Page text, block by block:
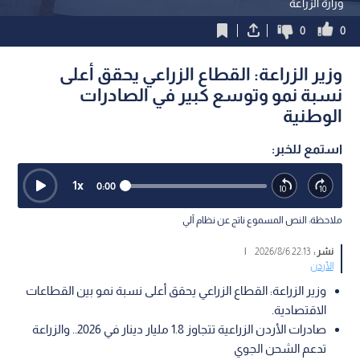
وزارة الزراعة
0
0
وزير الزراعة: القطاع الزراعي يحقق أعلى
نسبة نمو وتوسع كبير في الصادرات
الوطنية
استمع للخبر:
0:00
1x
ملاحظة: النص المسموع ناتج عن نظام آلي
نشر :22:13 2026/8/6
الأردن
وزير الزراعة: القطاع الزراعي يحقق أعلى نسبة نمو بين القطاعات
الاقتصادية.
صادرات الأردن الزراعية تتجاوز 1.8 مليار دينار في 2026.. والزراعة
تدعم الشحن الجوي